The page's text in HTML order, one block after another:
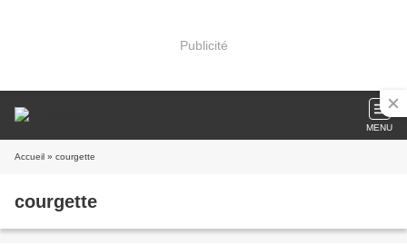
Publicité
MENU
Accueil » courgette
courgette